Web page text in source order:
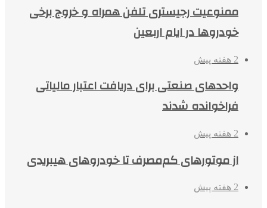
ممنوعیت رجیستری تلفن همراه و خروج برخی
خودروها در ایام اربعین
2 هفته پیش
واحدهای صنعتی برای دریافت اعتبار مالیاتی
فراخوانده شدند
2 هفته پیش
از موتورهای کم‌مصرف تا خودروهای هیبریدی
2 هفته پیش